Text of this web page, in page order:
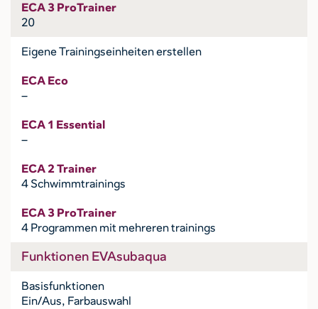
ECA 3 ProTrainer
20
Eigene Trainingseinheiten erstellen
ECA Eco
–
ECA 1 Essential
–
ECA 2 Trainer
4 Schwimmtrainings
ECA 3 ProTrainer
4 Programmen mit mehreren trainings
Funktionen EVAsubaqua
Basisfunktionen
Ein/Aus, Farbauswahl